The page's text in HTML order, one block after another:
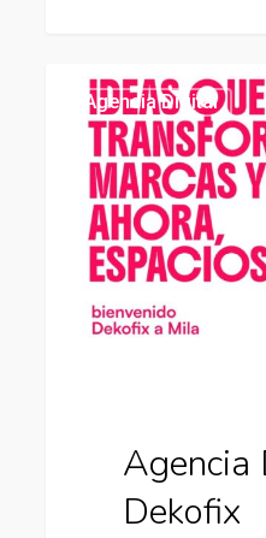
Agencia
Digital
Dekofix
Agencia Digital
Agencia
Dekofix